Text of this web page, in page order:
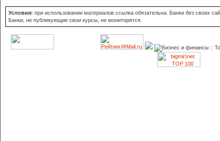
Условия: при использовании материалов ссылка обязательна. Банки без своих
Банки, не публикующие свои курсы, не мониторятся.